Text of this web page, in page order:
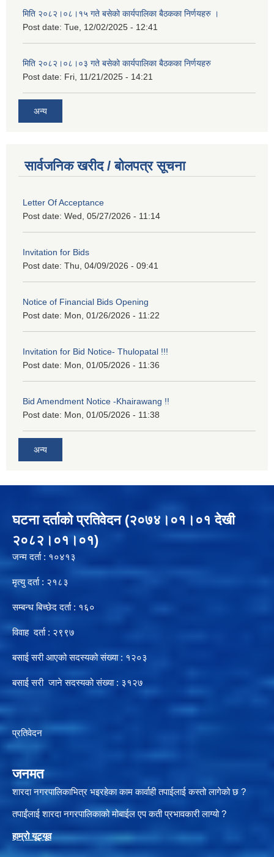
मिति २०८२।०८।१५ गते बसेको कार्यपालिका बैठकका निर्णयहरु ।
Post date: Tue, 12/02/2025 - 12:41
मिति २०८२।०८।०३ गते बसेको कार्यपालिका बैठकका निर्णयहरु
Post date: Fri, 11/21/2025 - 14:21
अन्य
सार्वजनिक खरीद / बोलपत्र सूचना
Letter Of Acceptance
Post date: Wed, 05/27/2026 - 11:14
Invitation for Bids
Post date: Thu, 04/09/2026 - 09:41
Notice of Financial Bids Opening
Post date: Mon, 01/26/2026 - 11:22
Invitation for Bid Notice- Thulopatal !!!
Post date: Mon, 01/05/2026 - 11:36
Bid Amendment Notice -Khairawang !!
Post date: Mon, 01/05/2026 - 11:38
अन्य
घटना दर्ताको प्रतिवेदन (२०७४।०१।०१ देखी
२०८२।०१।०१)
जन्म दर्ता : १०४१३
मृत्यु दर्ता : २१८३
सम्बन्ध बिच्छेद दर्ता : १६०
विवाह दर्ता : २९९७
बसाई सरी आएको सदस्यको संख्या : १२०३
बसाई सरी जाने सदस्यको संख्या : ३१२७
प्रतिवेदन
जनमत
शारदा नगरपालिकाभित्र भइरहेका काम कार्वाही तपाईलाई कस्तो लागेको छ ?
तपाईंलाई शारदा नगरपालिकाको मोबाईल एप कती प्रभावकारी लाग्यो ?
हाम्रो यूट्यूव